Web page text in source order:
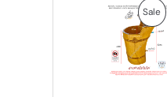
E
SaleP
O
O
r
i
g
i
n
C
u
r
r
e
n